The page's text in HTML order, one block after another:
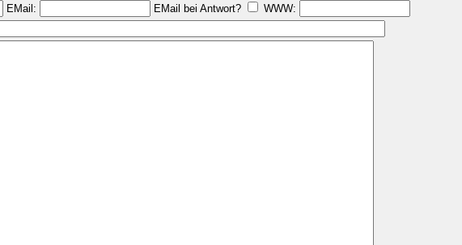
EMail: EMail bei Antwort?
WWW: